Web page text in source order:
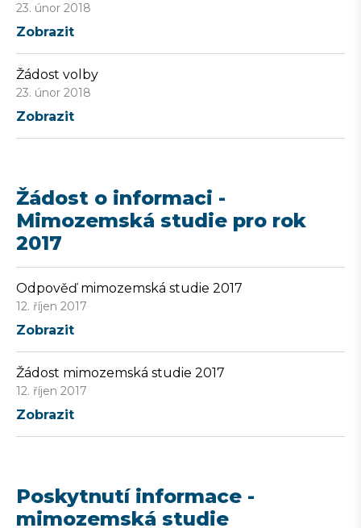
23. únor 2018
Zobrazit
Žádost volby
23. únor 2018
Zobrazit
Žádost o informaci -
Mimozemská studie pro rok
2017
Odpověď mimozemská studie 2017
12. říjen 2017
Zobrazit
Žádost mimozemská studie 2017
12. říjen 2017
Zobrazit
Poskytnutí informace -
mimozemská studie